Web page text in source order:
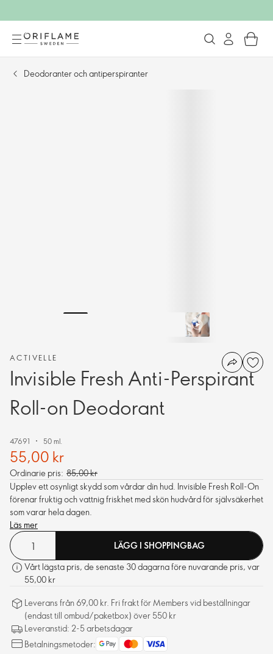
Deodoranter och antiperspiranter
ACTIVELLE
Invisible Fresh Anti-Perspirant
Roll-on Deodorant
47691 50 ml.
55,00 kr
Ordinarie pris: 85,00 kr
Upplev ett osynligt skydd som vårdar din hud. Invisible Fresh Roll-On
förenar fruktig och vattnig friskhet med skön hudvård för självsäkerhet
som varar hela dagen.
Läs mer
LÄGG I SHOPPINGBAG
Vårt lägsta pris, de senaste 30 dagarna före nuvarande pris, var
55,00 kr
Leverans från 69,00 kr. Fri frakt för Members vid beställningar
(endast till ombud/paketbox) över 550 kr
Leveranstid: 2-5 arbetsdagar
Betalningsmetoder: